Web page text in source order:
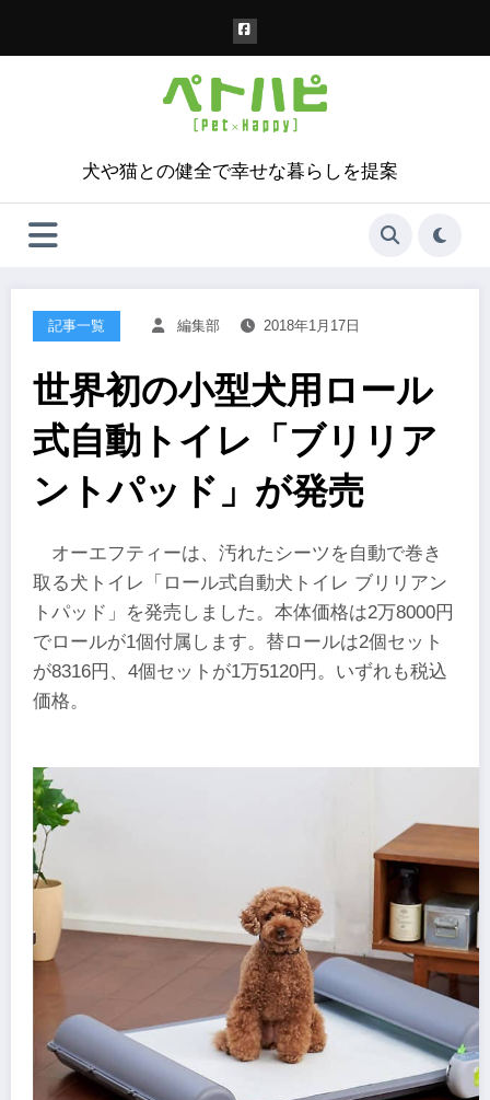
犬や猫との健全で幸せな暮らしを提案
記事一覧 編集部 2018年1月17日
世界初の小型犬用ロール
式自動トイレ「ブリリア
ントパッド」が発売
オーエフティーは、汚れたシーツを自動で巻き
取る犬トイレ「ロール式自動犬トイレ ブリリアン
トパッド」を発売しました。本体価格は2万8000円
でロールが1個付属します。替ロールは2個セット
が8316円、4個セットが1万5120円。いずれも税込
価格。